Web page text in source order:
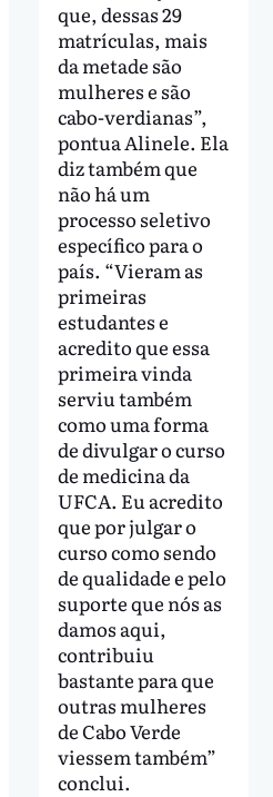
que, dessas 29
matrículas, mais
da metade são
mulheres e são
cabo-verdianas”,
pontua Alinele. Ela
diz também que
não há um
processo seletivo
específico para o
país. “Vieram as
primeiras
estudantes e
acredito que essa
primeira vinda
serviu também
como uma forma
de divulgar o curso
de medicina da
UFCA. Eu acredito
que por julgar o
curso como sendo
de qualidade e pelo
suporte que nós as
damos aqui,
contribuiu
bastante para que
outras mulheres
de Cabo Verde
viessem também”
conclui.